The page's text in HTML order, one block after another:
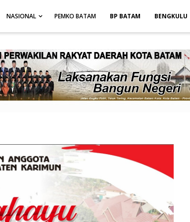
}
NASIONAL PEMKO BATAM BP BATAM BENGKULU